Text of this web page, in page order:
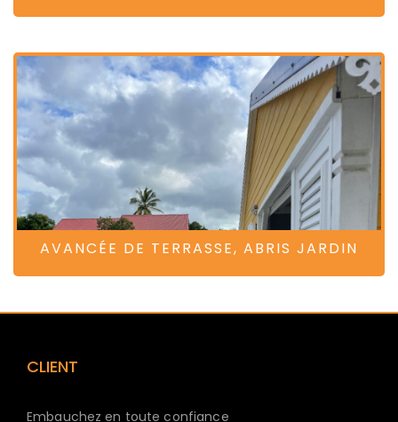
AVANCÉE DE TERRASSE, ABRIS JARDIN
CLIENT
Embauchez en toute confiance